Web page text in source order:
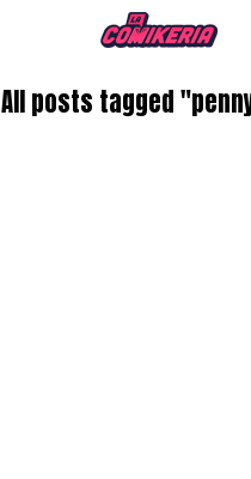
All posts tagged